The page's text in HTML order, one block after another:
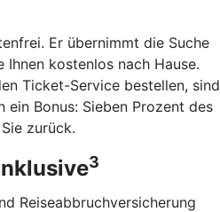
Er übernimmt die Suche
kostenlos nach Hause.
Ticket-Service bestellen, sind
Bonus: Sieben Prozent des
zurück.
3
Reiseabbruchversicherung